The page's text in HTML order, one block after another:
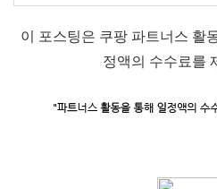
이 포스팅은 쿠팡 파트너스 활
정액의 수수료를